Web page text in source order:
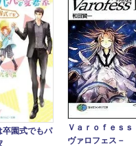
卒園式でもパ
Ｖａｒｏｆｅｓｓ
ヴァロフェス－